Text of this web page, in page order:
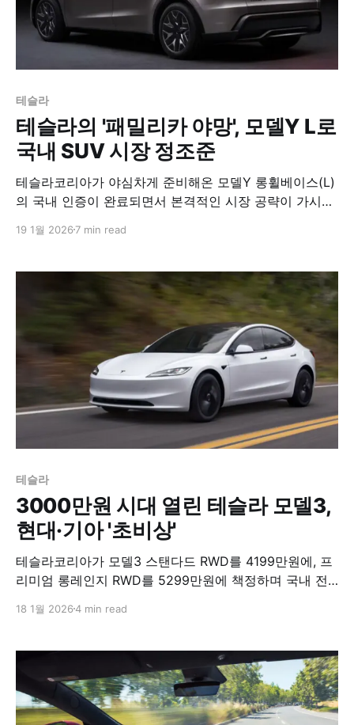
테슬라
테슬라의 '패밀리카 야망', 모델Y L로
국내 SUV 시장 정조준
테슬라코리아가 야심차게 준비해온 모델Y 롱휠베이스(L)
의 국내 인증이 완료되면서 본격적인 시장 공략이 가시화
L의 1회 주행거리 인증을 완료했으며, 그 결과는 상온 복
차 중 최상위권에 해당하는 수치로, 기존 모델Y 롱레인지
의 500㎞를 크게 웃도는 성능이다. 배출가스 및 소음 인
증까지 완료한 상태인 만큼, 테슬라는 출시 시기와 가격
발표만을 남겨둔 것으로 보인다.​​
19 1월 2026 7 min read
테슬라
3000만원 시대 열린 테슬라 모델3,
현대·기아 '초비상'
테슬라코리아가 모델3 스탠다드 RWD를 4199만원에, 프
리미엄 롱레인지 RWD를 5299만원에 책정하며 국내 전
하면 모델3를 3000만원대 후반에 구매할 수 있게 되면
18 1월 20264 min read